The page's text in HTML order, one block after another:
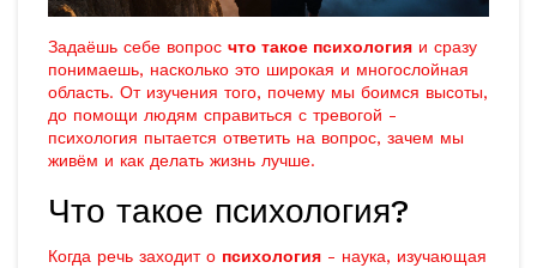
Задаёшь себе вопрос что такое психология и сразу
понимаешь, насколько это широкая и многослойная
область. От изучения того, почему мы боимся высоты,
до помощи людям справиться с тревогой -
психология пытается ответить на вопрос, зачем мы
живём и как делать жизнь лучше.
Что такое психология?
Когда речь заходит о психология - наука, изучающая